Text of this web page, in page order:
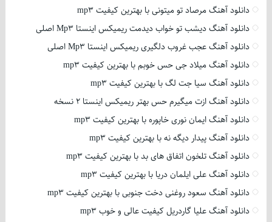
دانلود آهنگ مرصاد تو میتونی با بهترین کیفیت mp3
دانلود آهنگ دیشب تو خواب دیدمت ریمیکس اینستا Mp3 اصلی
دانلود آهنگ عجب غروب دلگیری ریمیکس اینستا Mp3 اصلی
دانلود آهنگ میلاد جی حس خوبم با بهترین کیفیت mp3
دانلود آهنگ سیا جت لگ با بهترین کیفیت mp3
دانلود آهنگ ازت میگیرم حس بهتر ریمیکس اینستا 2 نسخه
دانلود آهنگ ایمان نوری خاپوره با بهترین کیفیت mp3
دانلود آهنگ پیدار دیگه نه با بهترین کیفیت mp3
دانلود آهنگ تلخون اتفاق های بد با بهترین کیفیت mp3
دانلود آهنگ علی ایلمان دریا با بهترین کیفیت mp3
دانلود آهنگ سعود روغنی دخت جنوبی با بهترین کیفیت mp3
دانلود آهنگ علیا گاردریل کیفیت عالی و خوب mp3